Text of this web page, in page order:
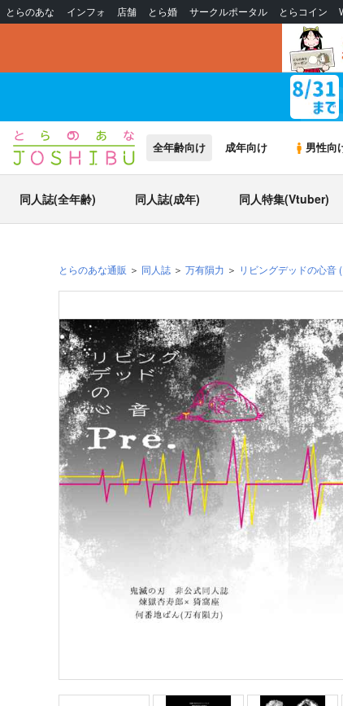
とらのあな インフォ 店舗 とら婚 サークルポータル とらコイン
全年齢向け 成年向け 男性向
同人誌(全年齢) 同人誌(成年) 同人特集(Vtuber)
とらのあな通販 同人誌 万有隕力 リビングデッドの心音